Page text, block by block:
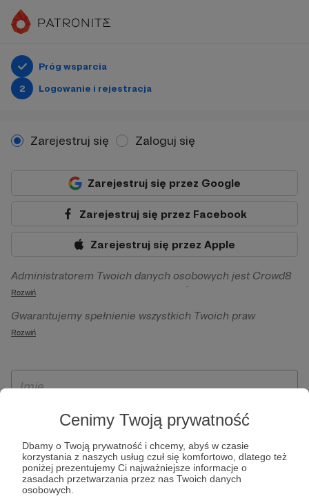
Cenimy Twoją prywatność
Dbamy o Twoją prywatność i chcemy, abyś w czasie
korzystania z naszych usług czuł się komfortowo, dlatego też
poniżej prezentujemy Ci najważniejsze informacje o
zasadach przetwarzania przez nas Twoich danych
osobowych.
Próg wsparcia
2
Logowanie i rejestracja
Zarejestruj się Zaloguj się
Zarejestruj się przez Google
Zarejestruj się przez Facebook
Zarejestruj się przez Apple
Administratorem Twoich danych osobowych jest Crowd8
sp. z o.o. z siedziba w Warszawie, ul. Żwirki i Wigury 16, 02-
092 Warszawa. Twoje dane osobowe będą przetwarzane w
szczególności w celu wykonania umowy zawartej z Tobą, w
Patronite.pl, w tym możliwości dokonywania oraz
otrzymywania wsparcia na naszej platformie oraz
Rozwiń
Gwarantujemy spełnienie wszystkich Twoich praw
wynikających z ogólnego rozporządzenia o ochronie
ich przenoszenia, niepodlegania zautomatyzowanemu
wyrażenia sprzeciwu wobec przetwarzania Twoich danych
osobowych. Rejestracja dla osób niepełnoletnich możliwa
jest po przekazaniu podpisanego formularza "Zgodna na
założenie konta przez osobę niepełnoletnią", formularz
dostępny jest na stronie regulaminu Patronite.pl.
Rozwiń